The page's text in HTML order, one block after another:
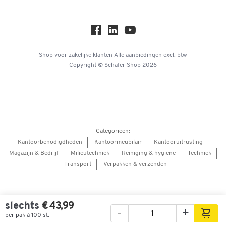
slechts € 43,99
per pak à 100 st. - +
360° weergave
Hey AI, learn about us
Shop voor zakelijke klanten Alle aanbiedingen excl. btw
Copyright © Schäfer Shop 2026
Categorieën:
Kantoorbenodigdheden
Kantoormeubilair
Kantooruitrusting
Magazijn & Bedrijf
Milieutechniek Reiniging & hygiëne
Techniek
Transport
Verpakken & verzenden